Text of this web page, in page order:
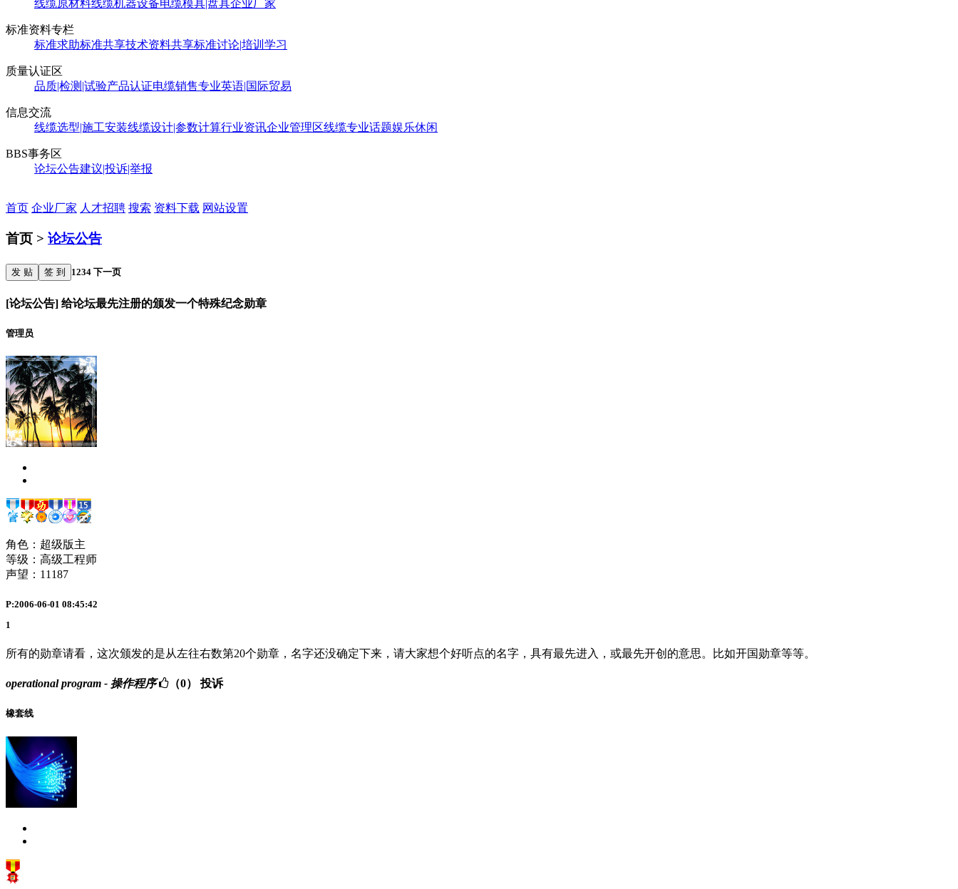
线缆原材料线缆机器设备电缆模具|盘具企业厂家
标准资料专栏
标准求助标准共享技术资料共享标准讨论|培训学习
质量认证区
品质|检测|试验产品认证电缆销售专业英语|国际贸易
信息交流
线缆选型|施工安装线缆设计|参数计算行业资讯企业管理区线缆专业话题娱乐休闲
BBS事务区
论坛公告建议|投诉|举报
首页 企业厂家 人才招聘 搜索 资料下载 网站设置
首页 > 论坛公告
发 贴 签 到 1234 下一页
[论坛公告] 给论坛最先注册的颁发一个特殊纪念勋章
管理员
角色：超级版主
等级：高级工程师
声望： 11187
P:2006-06-01 08:45:42
1
所有的勋章请看，这次颁发的是从左往右数第20个勋章，名字还没确定下来，请大家想个好听点的名字，具有最先进入，或最先开创的意思。比如开国勋章等等。
operational program - 操作程序 （0） 投诉
橡套线